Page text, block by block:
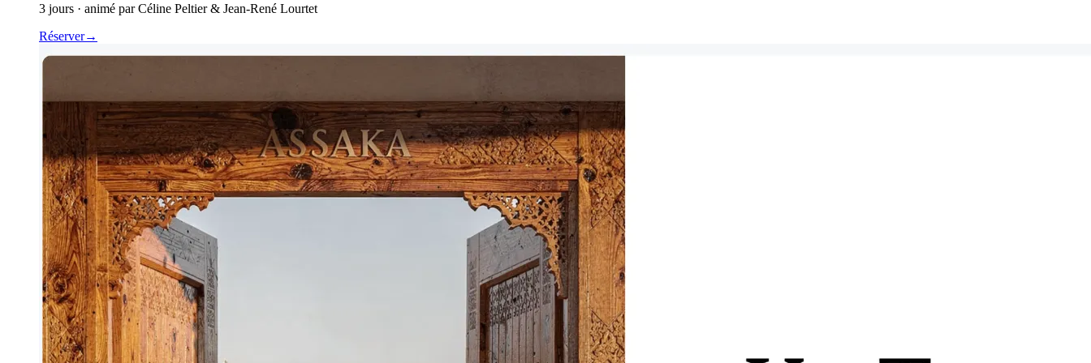
3 jours · animé par Céline Peltier & Jean-René Lourtet
Réserver→